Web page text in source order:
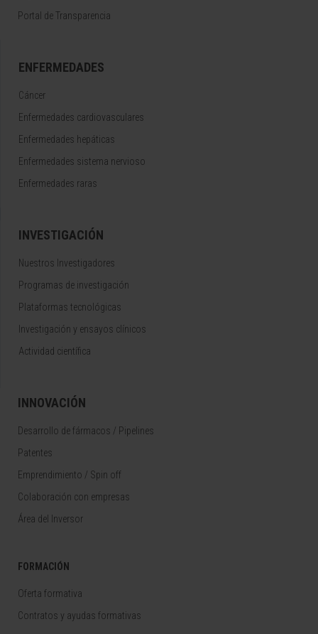
Portal de Transparencia
ENFERMEDADES
Cáncer
Enfermedades cardiovasculares
Enfermedades hepáticas
Enfermedades sistema nervioso
Enfermedades raras
INVESTIGACIÓN
Nuestros Investigadores
Programas de investigación
Plataformas tecnológicas
Investigación y ensayos clínicos
Actividad científica
INNOVACIÓN
Desarrollo de fármacos / Pipelines
Patentes
Emprendimiento / Spin off
Colaboración con empresas
Área del Inversor
FORMACIÓN
Oferta formativa
Contratos y ayudas formativas